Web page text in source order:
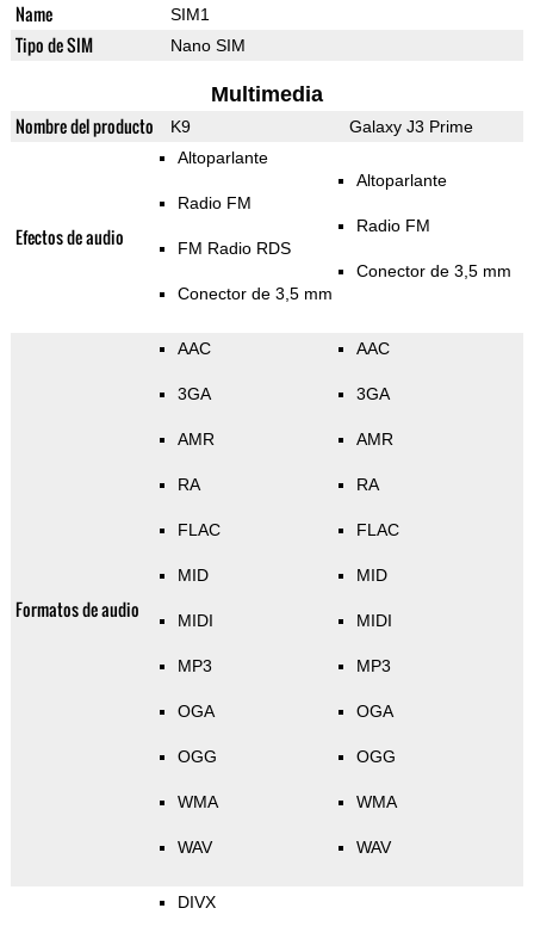
Name SIM1
Tipo de SIM Nano SIM
Multimedia
Nombre del producto K9 Galaxy J3 Prime
Efectos de audio
Altoparlante
Radio FM
FM Radio RDS
Conector de 3,5 mm
Altoparlante
Radio FM
Conector de 3,5 mm
Formatos de audio
AAC
3GA
AMR
RA
FLAC
MID
MIDI
MP3
OGA
OGG
WMA
WAV
AAC
3GA
AMR
RA
FLAC
MID
MIDI
MP3
OGA
OGG
WMA
WAV
DIVX